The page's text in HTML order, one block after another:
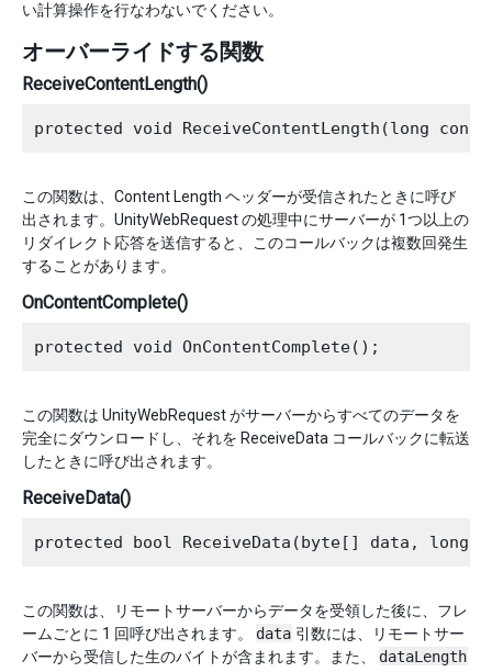
い計算操作を行なわないでください。
オーバーライドする関数
ReceiveContentLength()
この関数は、Content Length ヘッダーが受信されたときに呼び
出されます。UnityWebRequest の処理中にサーバーが 1つ以上の
リダイレクト応答を送信すると、このコールバックは複数回発生
することがあります。
OnContentComplete()
この関数は UnityWebRequest がサーバーからすべてのデータを
完全にダウンロードし、それを ReceiveData コールバックに転送
したときに呼び出されます。
ReceiveData()
この関数は、リモートサーバーからデータを受領した後に、フレ
ームごとに 1 回呼び出されます。 data 引数には、リモートサー
バーから受信した生のバイトが含まれます。また、 dataLength